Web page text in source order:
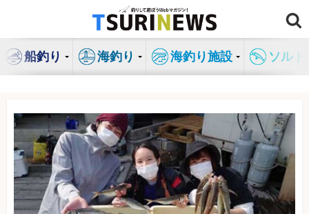
ン
船釣り 海釣り 海釣り施設 ソル